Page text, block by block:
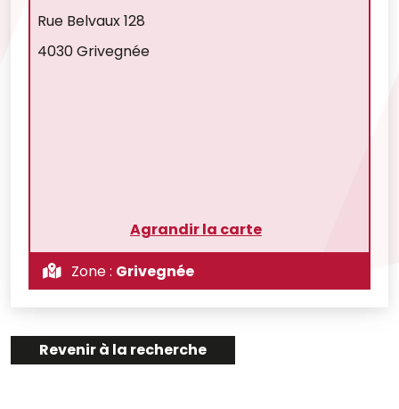
Rue Belvaux 128
4030 Grivegnée
Agrandir la carte
Zone : Grivegnée
Revenir à la recherche